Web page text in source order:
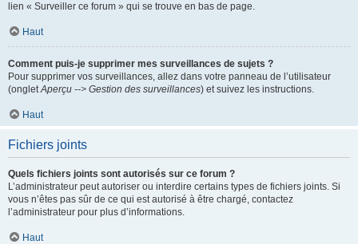
lien « Surveiller ce forum » qui se trouve en bas de page.
Haut
Comment puis-je supprimer mes surveillances de sujets ?
Pour supprimer vos surveillances, allez dans votre panneau de l’utilisateur
(ongletAperçu --> Gestion des surveillances) et suivez les instructions.
Haut
Fichiers joints
Quels fichiers joints sont autorisés sur ce forum ?
L’administrateur peut autoriser ou interdire certains types de fichiers joints. Si
vous n’êtes pas sûr de ce qui est autorisé à être chargé, contactez
l’administrateur pour plus d’informations.
Haut